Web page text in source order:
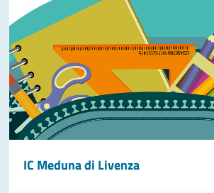
IC Meduna di Livenza